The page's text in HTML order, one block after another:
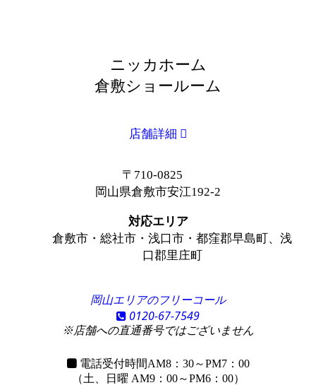
ニッカホーム
倉敷ショールーム
店舗詳細
〒710-0825
岡山県倉敷市安江192-2
対応エリア
倉敷市・総社市・浅口市・都窪郡早島町、浅
口郡里庄町
岡山エリアのフリーコール
0120-67-7549
※店舗への直通番号ではございません
電話受付時間AM8：30～PM7：00
（土、日曜 AM9：00～PM6：00）